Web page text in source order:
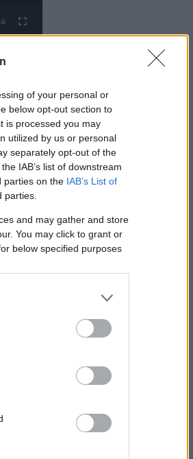
of your personal or
below opt-out section to
is processed you may
utilized by us or personal
separately opt-out of the
IAB’s list of downstream
parties on the IAB’s List of
parties.
and may gather and store
You may click to grant or
below specified purposes
di